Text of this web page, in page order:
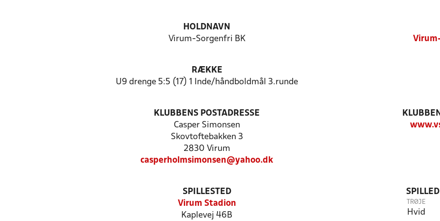
HOLDNAVN
Virum-Sorgenfri BK
RÆKKE
U9 drenge 5:5 (17) 1 Inde/håndboldmål 3.runde
KLUBBENS POSTADRESSE
Casper Simonsen
Skovtoftebakken 3
2830 Virum
casperholmsimonsen@yahoo.dk
SPILLESTED
Virum Stadion
Kaplevej 46B
TRØJE
Hvid